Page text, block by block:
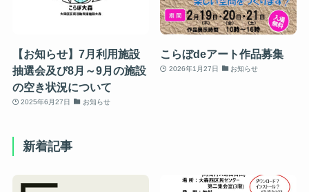
【お知らせ】7月利用施設
抽選会及び8月～9月の施設
の空き状況について
2025年6月27日 お知らせ
こらぼdeアート作品募集
2026年1月27日 お知らせ
新着記事